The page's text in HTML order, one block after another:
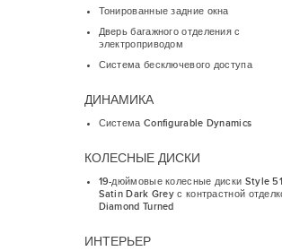
Тонированные задние окна
Дверь багажного отделения с
электроприводом
Система бесключевого доступа
ДИНАМИКА
Система Configurable Dynamics
КОЛЕСНЫЕ ДИСКИ
19-дюймовые колесные диски Style
Satin Dark Grey с контрастной
Diamond Turned
ИНТЕРЬЕР